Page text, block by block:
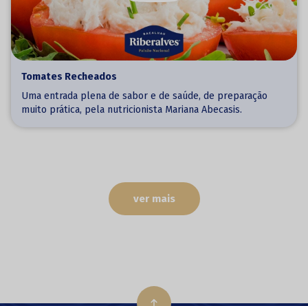
Tomates Recheados
Uma entrada plena de sabor e de saúde, de preparação
muito prática, pela nutricionista Mariana Abecasis.
ver mais